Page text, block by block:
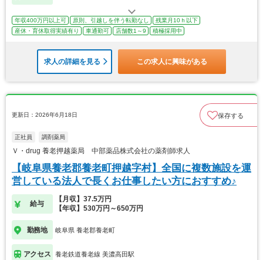
年収400万円以上可 原則、引越しを伴う転勤なし
残業月10ｈ以下
産休・育休取得実績有り
車通勤可 店舗数1～9 積極採用中
求人の詳細を見る この求人に興味がある
更新日：2026年6月18日 保存する
正社員 調剤薬局
Ｖ・drug 養老押越薬局 中部薬品株式会社の薬剤師求人
【岐阜県養老郡養老町押越字村】全国に複数施設を運
営している法人で長くお仕事したい方におすすめ♪
給与
【月収】37.5万円
【年収】530万円～650万円
勤務地 岐阜県 養老郡養老町
アクセス 養老鉄道養老線 美濃高田駅